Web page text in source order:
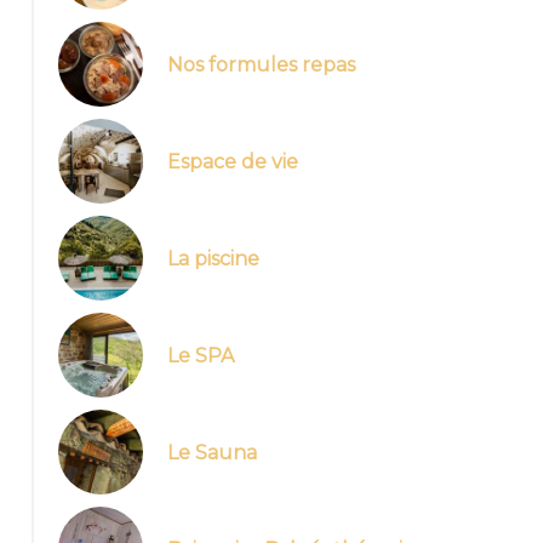
Nos formules repas
Espace de vie
La piscine
Le SPA
Le Sauna